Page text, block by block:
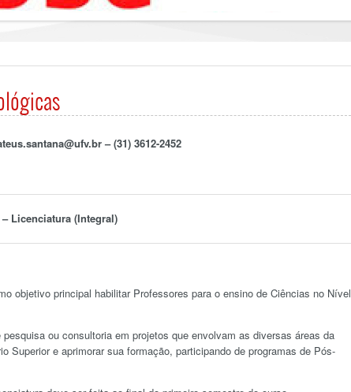
.santana@ufv.br – (31) 3612-2452
Licenciatura (Integral)
objetivo principal habilitar Professores para o ensino de Ciências no Nível
ou consultoria em projetos que envolvam as diversas áreas da
Superior e aprimorar sua formação, participando de programas de Pós-